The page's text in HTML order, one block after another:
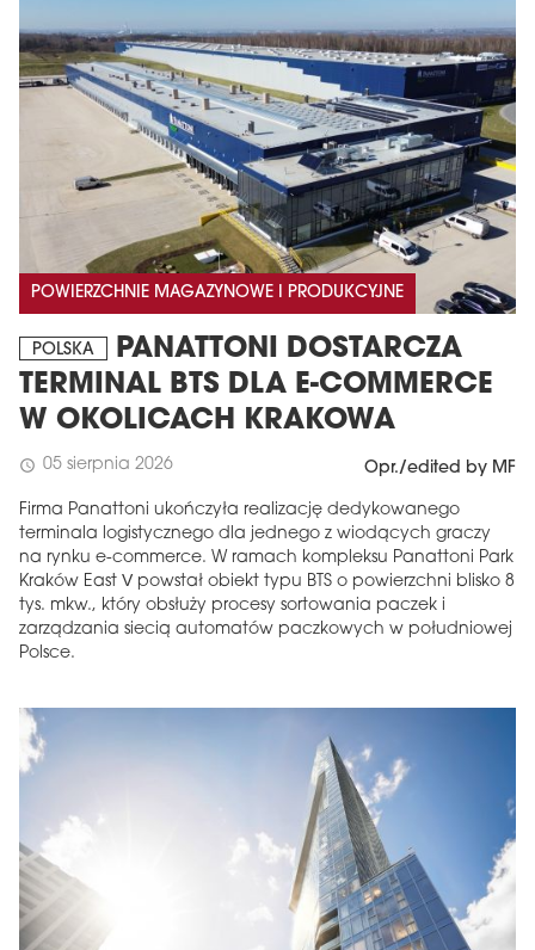
POWIERZCHNIE MAGAZYNOWE I PRODUKCYJNE
POLSKA
PANATTONI DOSTARCZA
TERMINAL BTS DLA E-COMMERCE
W OKOLICACH KRAKOWA
schedule 05 sierpnia 2026 Opr./edited by MF
Firma Panattoni ukończyła realizację dedykowanego
terminala logistycznego dla jednego z wiodących graczy
na rynku e-commerce. W ramach kompleksu Panattoni Park
Kraków East V powstał obiekt typu BTS o powierzchni blisko 8
tys. mkw., który obsłuży procesy sortowania paczek i
zarządzania siecią automatów paczkowych w południowej
Polsce.